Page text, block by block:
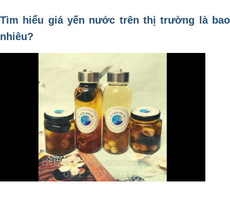
Tìm hiểu giá yến nước trên thị trường là bao
nhiêu?